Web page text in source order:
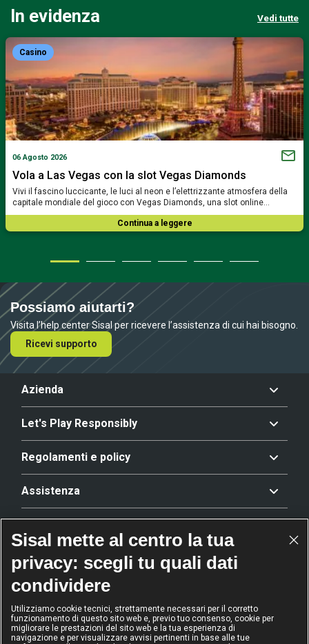
In evidenza Vedi tutte
Casino
06 Agosto 2026
Vola a Las Vegas con la slot Vegas Diamonds
Vivi il fascino luccicante, le luci al neon e l’elettrizzante atmosfera della
capitale mondiale del gioco con Vegas Diamonds, una slot online…
Continua a leggere
Possiamo aiutarti?
Visita l’help center Sisal per ricevere l’assistenza di cui hai bisogno.
Ricevi supporto
Azienda
Let's Play Responsibly
Regolamenti e policy
Assistenza
Riconoscimenti
2024
Operatore
2024
Operatore
2024
Operatore di
2024
Sisal mette al centro la tua
privacy: scegli tu quali dati
condividere
Utilizziamo cookie tecnici, strettamente necessari per il corretto
funzionamento di questo sito web e, previo tuo consenso, cookie per
migliorare le prestazioni del sito web e la tua esperienza di
navigazione e per visualizzare avvisi pertinenti in base alle tue